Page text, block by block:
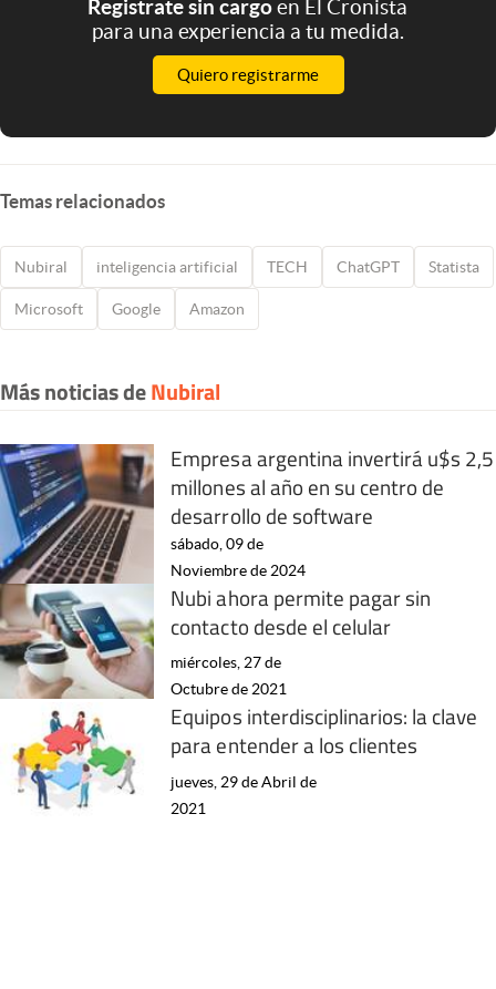
Registrate sin cargoen El Cronista
para una experiencia a tu medida.
Quiero registrarme
Temas relacionados
Nubiral inteligencia artificial TECH ChatGPT Statista
Microsoft Google Amazon
Más noticias deNubiral
Empresa argentina invertirá u$s 2,5
millones al año en su centro de
desarrollo de software
sábado, 09 de
Noviembre de 2024
Nubi ahora permite pagar sin
contacto desde el celular
miércoles, 27 de
Octubre de 2021
Equipos interdisciplinarios: la clave
para entender a los clientes
jueves, 29 de Abril de
2021